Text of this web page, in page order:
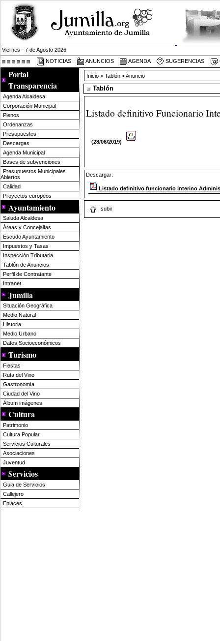
Viernes - 7 de Agosto 2026
NOTICIAS
ANUNCIOS AGENDA SUGERENCIAS
Portal
Transparencia
Agenda Alcaldesa
Corporación Municipal
Plenos
Ordenanzas
Presupuestos
Descargas
Agenda Municipal
Bases de subvenciones
Presupuestos Municipales
Abiertos
Calidad
Proyectos europeos
Ayuntamiento
Saluda Alcaldesa
Áreas y Concejalías
Escudo Ayuntamiento
Impuestos y Tasas
Inspección Tributaria
Tablón de Anuncios
Perfil de Contratante
Intranet
Jumilla
Situación Geográfica
Medio Natural
Historia
Medio Urbano
Datos Socioeconómicos
Turismo
Fiestas
Ruta del Vino
Gastronomía
Ciudad del Vino
Álbum imágenes
Cultura
Patrimonio
Cultura Popular
Servicios Culturales
Asociaciones
Juventud
Servicios
Guia de Servicios
Callejero
Enlaces
Inicio >Tablón > Anuncio
Tablón
Listado definitivo Funcionario
(28/06/2019)
Descargar:
Listado definitivo funcionario interino
subir